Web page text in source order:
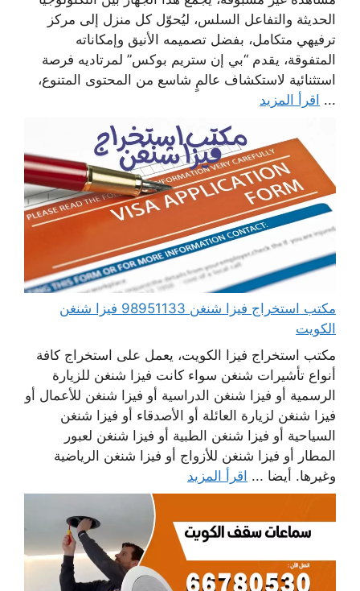
الحديثة والتفاعل السلس، ليُحوّل كل منزل إلى مركز
ترفيهي متكامل، بفضل تصميمه الأنيق وإمكاناته
المتفوقة، يقدم “بي إن ستريم بوكس” لمرتاديه فرصة
استثنائية لاستكشاف عالمٍ شاسع من المحتوى المتنوع،
... اقرأ المزيد
مكتب استخراج فيزا شنغن 98951133 فيزا شنغن
الكويت
مكتب استخراج فيزا الكويت، يعمل على استخراج كافة
أنواع تأشيرات شنغن سواء كانت فيزا شنغن للزيارة
الرسمية أو فيزا شنغن الدراسية أو فيزا شنغن للأعمال أو
فيزا شنغن لزيارة العائلة أو الأصدقاء أو فيزا شنغن
السياحية أو فيزا شنغن الطبية أو فيزا شنغن لعبور
المطار أو فيزا شنغن للأزواج أو فيزا شنغن الرياضية
وغيرها. أيضا ... اقرأ المزيد